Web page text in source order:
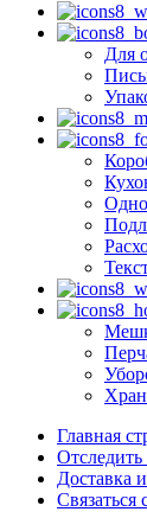
Для
Главная
Отследить
Доставка
Связаться